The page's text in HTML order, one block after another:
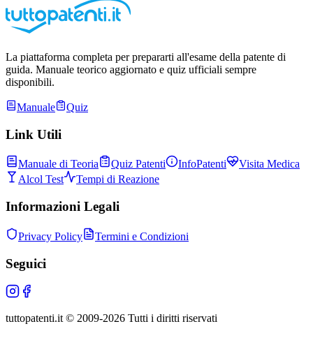
La piattaforma completa per prepararti all'esame della patente di
guida. Manuale teorico aggiornato e quiz ufficiali sempre
disponibili.
Manuale Quiz
Link Utili
Manuale di Teoria Quiz Patenti InfoPatenti
Visita Medica
Alcol Test
Tempi di Reazione
Informazioni Legali
Privacy Policy Termini e Condizioni
Seguici
tuttopatenti.it © 2009-2026 Tutti i diritti riservati